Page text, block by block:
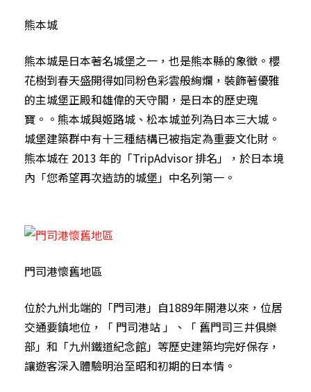
熊本城
熊本城是日本著名城堡之一，也是熊本縣的象徵。櫻
花樹到春天盛開得如同粉色彩雲般絢爛，裝飾著優雅
的主城堡正殿和雄偉的天守閣，是日本的歷史瑰
寶。。熊本城與姬路城、松本城並列為日本三大城。
城堡建築群中有十三種結構已被指定為重要文化財。
熊本城在 2013 年的「TripAdvisor 排名」，於日本境
內「您希望再次造訪的城堡」中名列第一。
門司港懷舊地區
位於九州北端的「門司港」自1889年開港以來，位居
交通要鎮地位，「 門司港站 」、「 舊門司三井俱樂
部」和「九州鐵道紀念館」等歷史建築均完好保存，
讓遊客深入體驗明治至昭和初期的日本情。